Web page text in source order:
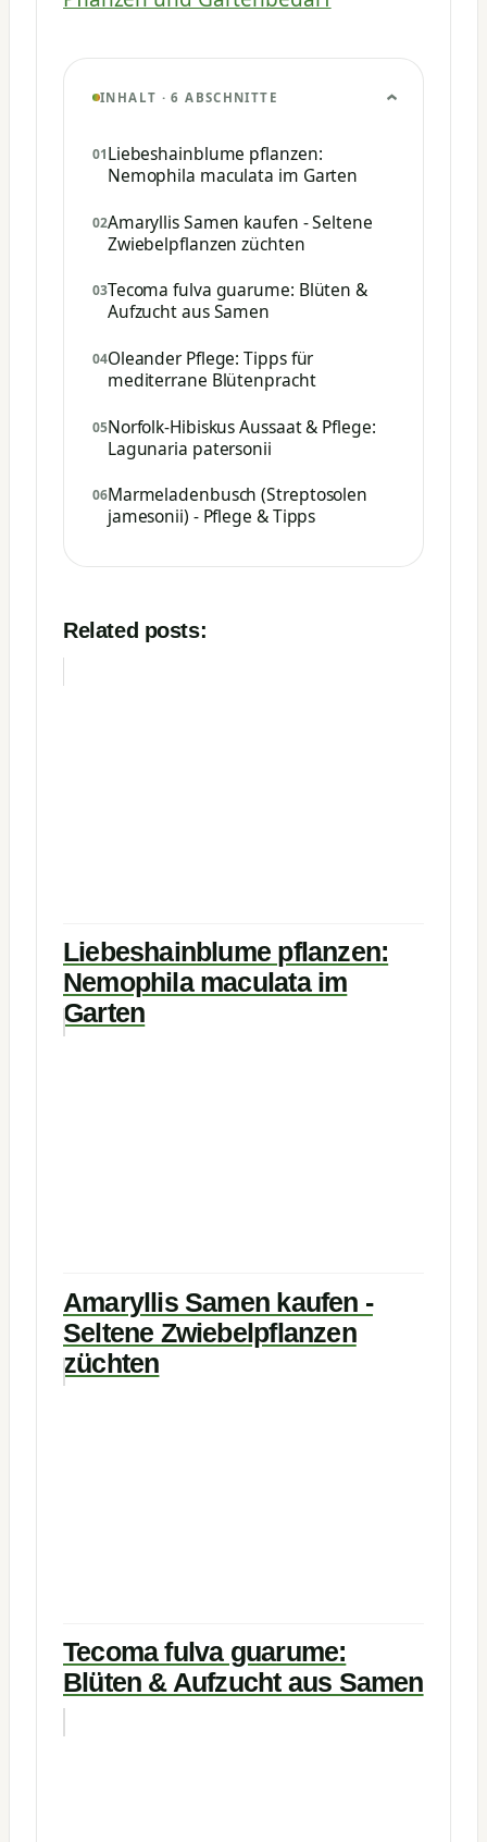
INHALT · 6 ABSCHNITTE
Liebeshainblume pflanzen:
Nemophila maculata im Garten
Amaryllis Samen kaufen - Seltene
Zwiebelpflanzen züchten
Tecoma fulva guarume: Blüten &
Aufzucht aus Samen
Oleander Pflege: Tipps für
mediterrane Blütenpracht
Norfolk-Hibiskus Aussaat & Pflege:
Lagunaria patersonii
Marmeladenbusch (Streptosolen
jamesonii) - Pflege & Tipps
Related posts:
Liebeshainblume pflanzen:
Nemophila maculata im
Garten
Amaryllis Samen kaufen -
Seltene Zwiebelpflanzen
züchten
Tecoma fulva guarume:
Blüten & Aufzucht aus Samen